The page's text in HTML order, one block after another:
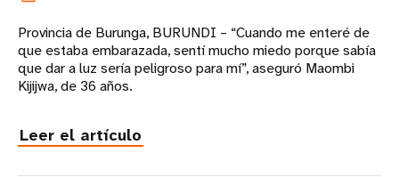
Provincia de Burunga, BURUNDI – “Cuando me enteré de
que estaba embarazada, sentí mucho miedo porque sabía
que dar a luz sería peligroso para mí”, aseguró Maombi
Kijijwa, de 36 años.
Leer el artículo